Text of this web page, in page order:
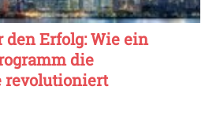
Erfolg: Wie ein
die
revolutioniert